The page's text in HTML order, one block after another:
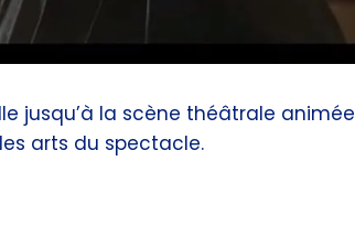
jusqu’à la scène théâtrale animée
arts du spectacle.